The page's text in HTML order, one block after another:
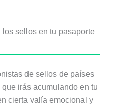
sellos en tu pasaporte
de sellos de países
irás acumulando en tu
cierta valía emocional y